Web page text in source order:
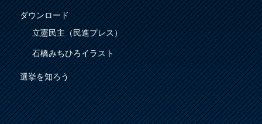
ダウンロード
立憲民主（民進プレス）
石橋みちひろイラスト
選挙を知ろう